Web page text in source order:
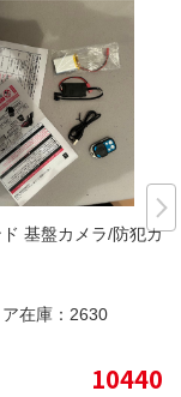
基盤カメラ/防犯カメ
在庫： 2630
10440